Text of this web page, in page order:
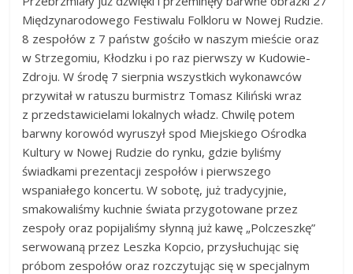
kłodzka,
powiat
kłodzki,
Góry
Sowie,
Dolny
Śląsk,
informacje,
wiadomości,
wydarzenia
kulturalne,
sport,
reklama
Międzynarodowego Festiwalu Folkloru w Nowej Rudzie.
8 zespołów z 7 państw gościło w naszym mieście oraz
w Strzegomiu, Kłodzku i po raz pierwszy w Kudowie-
Zdroju. W środę 7 sierpnia wszystkich wykonawców
przywitał w ratuszu burmistrz Tomasz Kiliński wraz
z przedstawicielami lokalnych władz. Chwilę potem
barwny korowód wyruszył spod Miejskiego Ośrodka
Kultury w Nowej Rudzie do rynku, gdzie byliśmy
świadkami prezentacji zespołów i pierwszego
wspaniałego koncertu. W sobotę, już tradycyjnie,
smakowaliśmy kuchnie świata przygotowane przez
zespoły oraz popijaliśmy słynną już kawę „Polczeszkę”
serwowaną przez Leszka Kopcio, przysłuchując się
próbom zespołów oraz rozczytując się w specjalnym